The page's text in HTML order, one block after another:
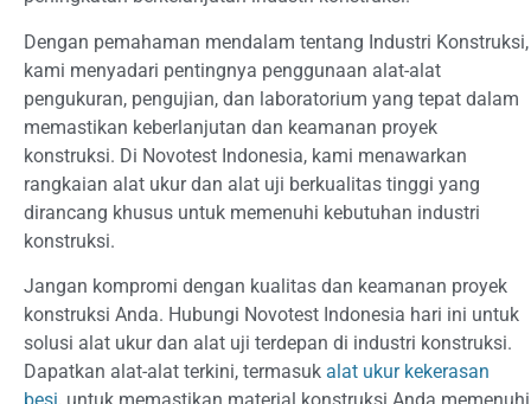
Dengan pemahaman mendalam tentang Industri Konstruksi,
kami menyadari pentingnya penggunaan alat-alat
pengukuran, pengujian, dan laboratorium yang tepat dalam
memastikan keberlanjutan dan keamanan proyek
konstruksi. Di Novotest Indonesia, kami menawarkan
rangkaian alat ukur dan alat uji berkualitas tinggi yang
dirancang khusus untuk memenuhi kebutuhan industri
konstruksi.
Jangan kompromi dengan kualitas dan keamanan proyek
konstruksi Anda. Hubungi Novotest Indonesia hari ini untuk
solusi alat ukur dan alat uji terdepan di industri konstruksi.
Dapatkan alat-alat terkini, termasuk alat ukur kekerasan